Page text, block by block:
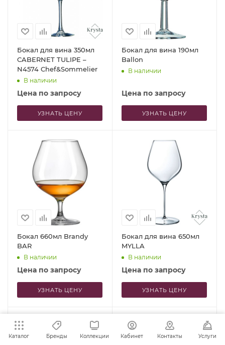
Бокал для вина 350мл
CABERNET TULIPE –
N4574 Chef&Sommelier
В наличии
Цена по запросу
УЗНАТЬ ЦЕНУ
Бокал для вина 190мл
Ballon
В наличии
Цена по запросу
УЗНАТЬ ЦЕНУ
Бокал 660мл Brandy
BAR
В наличии
Цена по запросу
УЗНАТЬ ЦЕНУ
Бокал для вина 650мл
MYLLA
В наличии
Цена по запросу
УЗНАТЬ ЦЕНУ
Каталог Бренды Коллекции Кабинет Контакты Услуги